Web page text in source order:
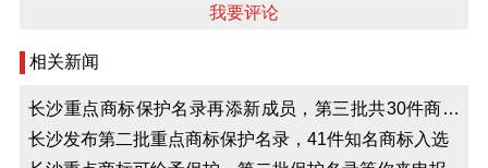
我要评论
相关新闻
长沙重点商标保护名录再添新成员，第三批共30件商标
入选
长沙发布第二批重点商标保护名录，41件知名商标入选